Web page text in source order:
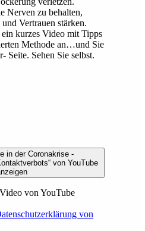
Nerven zu behalten,
Vertrauen stärken.
kurzes Video mit Tipps
Methode an…und Sie
Seite. Sehen Sie selbst.
in der Coronakrise -
von YouTube
von YouTube
von